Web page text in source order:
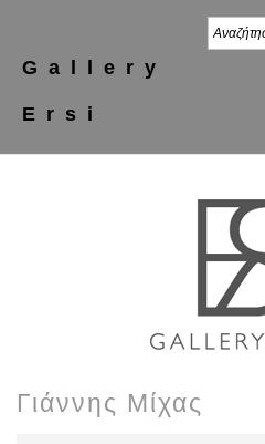
Gallery
Ersi
Γιάννης Μίχας